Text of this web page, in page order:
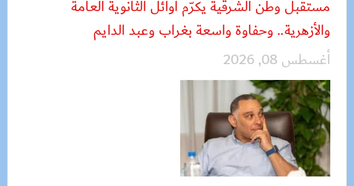
مستقبل وطن الشرقية يكرّم أوائل الثانوية العامة
والأزهرية.. وحفاوة واسعة بغراب وعبد الدايم
أغسطس 08, 2026